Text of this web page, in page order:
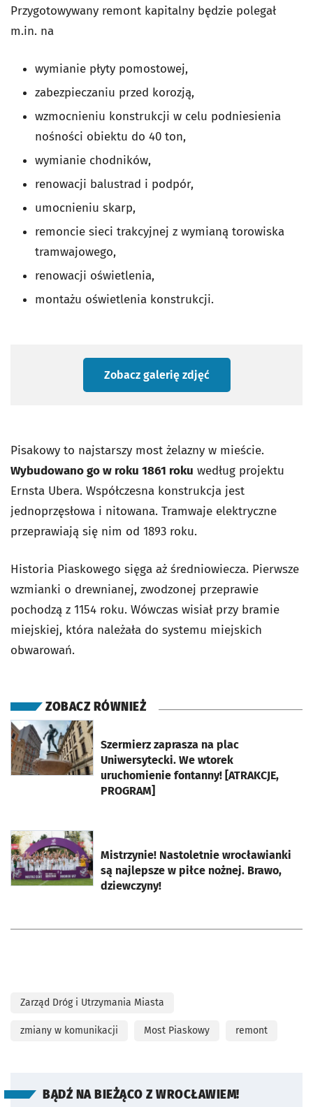
Przygotowywany remont kapitalny będzie polegał
m.in. na
wymianie płyty pomostowej,
zabezpieczaniu przed korozją,
wzmocnieniu konstrukcji w celu podniesienia
nośności obiektu do 40 ton,
wymianie chodników,
renowacji balustrad i podpór,
umocnieniu skarp,
remoncie sieci trakcyjnej z wymianą torowiska
tramwajowego,
renowacji oświetlenia,
montażu oświetlenia konstrukcji.
Zobacz galerię zdjęć
Pisakowy to najstarszy most żelazny w mieście.
Wybudowano go w roku 1861 roku według projektu
Ernsta Ubera. Współczesna konstrukcja jest
jednoprzęsłowa i nitowana. Tramwaje elektryczne
przeprawiają się nim od 1893 roku.
Historia Piaskowego sięga aż średniowiecza. Pierwsze
wzmianki o drewnianej, zwodzonej przeprawie
pochodzą z 1154 roku. Wówczas wisiał przy bramie
miejskiej, która należała do systemu miejskich
obwarowań.
ZOBACZ RÓWNIEŻ
Szermierz zaprasza na plac
Uniwersytecki. We wtorek
uruchomienie fontanny! [ATRAKCJE,
PROGRAM]
otworzy się w nowej karcie
Mistrzynie! Nastoletnie wrocławianki
są najlepsze w piłce nożnej. Brawo,
dziewczyny!
otworzy się w nowej karcie
Zarząd Dróg i Utrzymania Miasta
zmiany w komunikacji Most Piaskowy remont
BĄDŹ NA BIEŻĄCO Z WROCŁAWIEM!